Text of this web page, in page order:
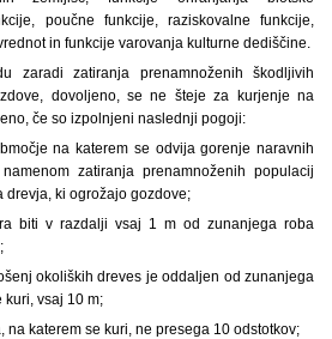
poučne funkcije, raziskovalne funkcije,
in funkcije varovanja kulturne dediščine.
zaradi zatiranja prenamnoženih škodljivih
dovoljeno, se ne šteje za kurjenje na
če so izpolnjeni naslednji pogoji:
na katerem se odvija gorenje naravnih
zatiranja prenamnoženih populacij
ki ogrožajo gozdove;
biti v razdalji vsaj 1 m od zunanjega roba
okoliških dreves je oddaljen od zunanjega
kuri, vsaj 10 m;
na katerem se kuri, ne presega 10 odstotkov;